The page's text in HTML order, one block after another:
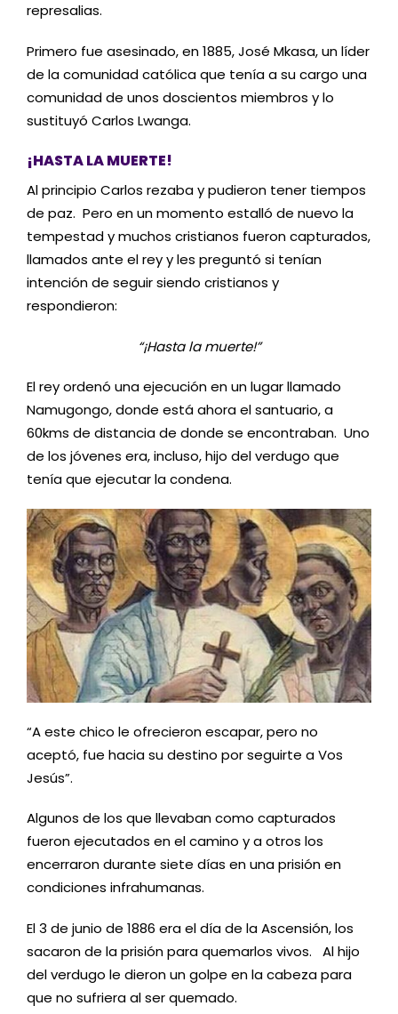
represalias.
Primero fue asesinado, en 1885, José Mkasa, un líder
de la comunidad católica que tenía a su cargo una
comunidad de unos doscientos miembros y lo
sustituyó Carlos Lwanga.
¡HASTA LA MUERTE!
Al principio Carlos rezaba y pudieron tener tiempos
de paz. Pero en un momento estalló de nuevo la
tempestad y muchos cristianos fueron capturados,
llamados ante el rey y les preguntó si tenían
intención de seguir siendo cristianos y
respondieron:
“¡Hasta la muerte!”
El rey ordenó una ejecución en un lugar llamado
Namugongo, donde está ahora el santuario, a
60kms de distancia de donde se encontraban. Uno
de los jóvenes era, incluso, hijo del verdugo que
tenía que ejecutar la condena.
“A este chico le ofrecieron escapar, pero no
aceptó, fue hacia su destino por seguirte a Vos
Jesús”.
Algunos de los que llevaban como capturados
fueron ejecutados en el camino y a otros los
encerraron durante siete días en una prisión en
condiciones infrahumanas.
El 3 de junio de 1886 era el día de la Ascensión, los
sacaron de la prisión para quemarlos vivos. Al hijo
del verdugo le dieron un golpe en la cabeza para
que no sufriera al ser quemado.